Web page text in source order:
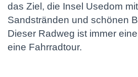
das Ziel, die Insel Usedom
Sandstränden und schönen
Dieser Radweg ist immer
eine Fahrradtour.